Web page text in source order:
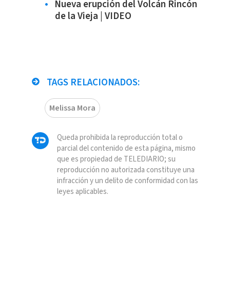
Nueva erupción del Volcán Rincón
de la Vieja | VIDEO
TAGS RELACIONADOS:
Melissa Mora
Queda prohibida la reproducción total o
parcial del contenido de esta página, mismo
que es propiedad de TELEDIARIO; su
reproducción no autorizada constituye una
infracción y un delito de conformidad con las
leyes aplicables.